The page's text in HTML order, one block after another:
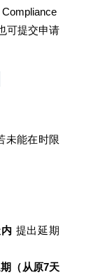
可提交申请
未能在时限
提出延期
（从原7天